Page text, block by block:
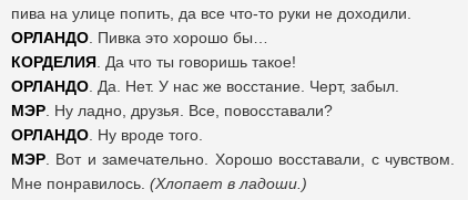
пива на улице попить, да все что-то руки не доходили.
ОРЛАНДО . Пивка это хорошо бы…
КОРДЕЛИЯ . Да что ты говоришь такое!
ОРЛАНДО . Да. Нет. У нас же восстание. Черт, забыл.
МЭР . Ну ладно, друзья. Все, повосставали?
ОРЛАНДО . Ну вроде того.
МЭР . Вот и замечательно. Хорошо восставали, с чувством.
Мне понравилось. (Хлопает в ладоши.)